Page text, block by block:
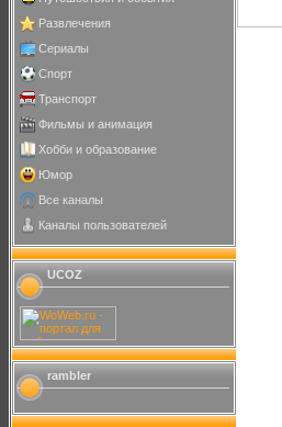
Развлечения
Сериалы
Спорт
Транспорт
Фильмы и анимация
Хобби и образование
Юмор
Все каналы
Каналы пользователей
UCOZ
rambler